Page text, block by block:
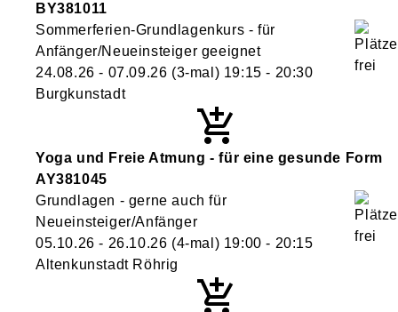
BY381011
Sommerferien-Grundlagenkurs - für
Anfänger/Neueinsteiger geeignet
24.08.26 - 07.09.26 (3-mal) 19:15 - 20:30
Burgkunstadt
Yoga und Freie Atmung - für eine gesunde Form
AY381045
Grundlagen - gerne auch für
Neueinsteiger/Anfänger
05.10.26 - 26.10.26 (4-mal) 19:00 - 20:15
Altenkunstadt Röhrig